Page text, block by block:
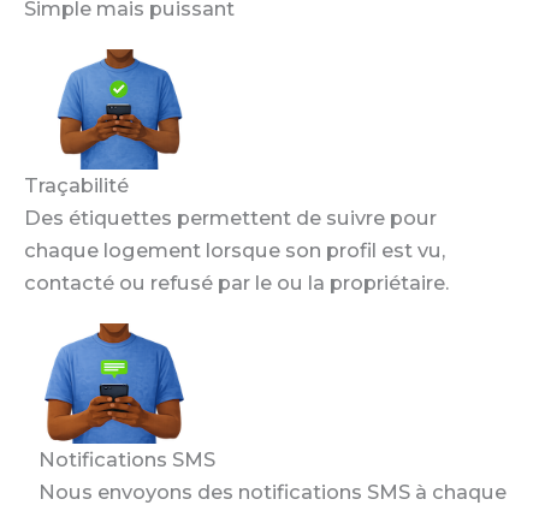
Simple mais puissant
Traçabilité
Des étiquettes permettent de suivre pour
chaque logement lorsque son profil est vu,
contacté ou refusé par le ou la propriétaire.
Notifications SMS
Nous envoyons des notifications SMS à chaque